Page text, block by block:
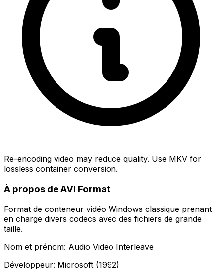
Re-encoding video may reduce quality. Use MKV for
lossless container conversion.
À propos de AVI Format
Format de conteneur vidéo Windows classique prenant
en charge divers codecs avec des fichiers de grande
taille.
Nom et prénom: Audio Video Interleave
Développeur: Microsoft (1992)